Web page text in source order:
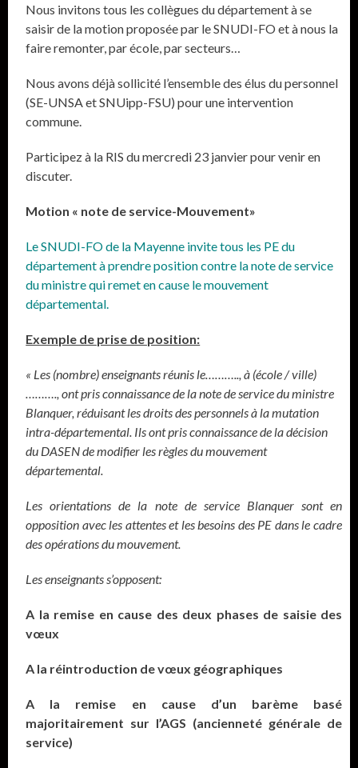
Nous invitons tous les collègues du département à se
saisir de la motion proposée par le SNUDI-FO et à nous la
faire remonter, par école, par secteurs…
Nous avons déjà sollicité l’ensemble des élus du personnel
(SE-UNSA et SNUipp-FSU) pour une intervention
commune.
Participez à la RIS du mercredi 23 janvier pour venir en
discuter.
Motion « note de service-Mouvement»
Le SNUDI-FO de la Mayenne invite tous les PE du
département à prendre position contre la note de service
du ministre qui remet en cause le mouvement
départemental.
Exemple de prise de position:
« Les (nombre) enseignants réunis le……….., à (école / ville)
………., ont pris connaissance de la note de service du ministre
Blanquer, réduisant les droits des personnels à la mutation
intra-départemental. Ils ont pris connaissance de la décision
du DASEN de modifier les règles du mouvement
départemental.
Les orientations de la note de service Blanquer sont en
opposition avec les attentes et les besoins des PE dans le cadre
des opérations du mouvement.
Les enseignants s’opposent:
A la remise en cause des deux phases de saisie des
vœux
A la réintroduction de vœux géographiques
A la remise en cause d’un barème basé
majoritairement sur l’AGS (ancienneté générale de
service)